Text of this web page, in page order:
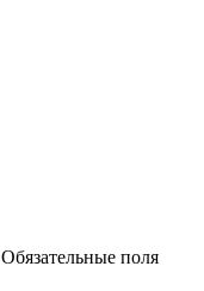
Обязательные поля